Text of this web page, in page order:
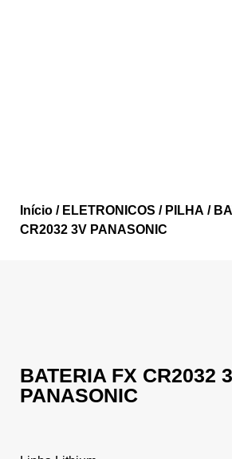
Início / ELETRONICOS / PILHA /
CR2032 3V PANASONIC
BATERIA FX CR2032
PANASONIC